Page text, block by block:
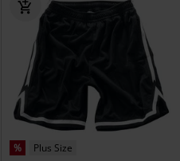
% Plus Size